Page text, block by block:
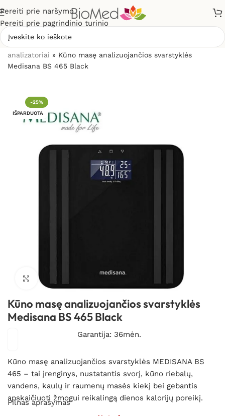
Pereiti prie naršymo
Pereiti prie pagrindinio turinio
analizatoriai » Kūno masę analizuojančios svarstyklės
Medisana BS 465 Black
-25%
IŠPARDUOTA
Spustelėkite, kad padidintumėte
Kūno masę analizuojančios svarstyklės
Medisana BS 465 Black
Garantija: 36mėn.
Kūno masę analizuojančios svarstyklės MEDISANA BS
465 – tai įrenginys, nustatantis svorį, kūno riebalų,
vandens, kaulų ir raumenų masės kiekį bei gebantis
apskaičiuoti žmogui reikalingą dienos kalorijų poreikį.
Pilnas aprašymas